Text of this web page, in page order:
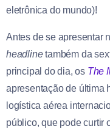
eletrônica do mundo)!
Antes de se apresentar
headlinetambém da
principal do dia, os The
apresentação de última
logística aérea
público, que pode curtir